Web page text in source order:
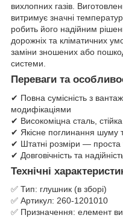
вихлопних газів.
витримує значні
робить його надійним
дорожніх та кліматичних
заміни зношених або
системи.
Переваги та
✔ Повна сумісність з
модифікаціями
✔ Високоміцна сталь,
✔ Якісне поглинання шуму
✔ Штатні розміри — проста
✔ Довговічність та
Технічні
✅ Тип: глушник (в зборі)
✅ Артикул: 260-1201010
✅ Призначення: елемент